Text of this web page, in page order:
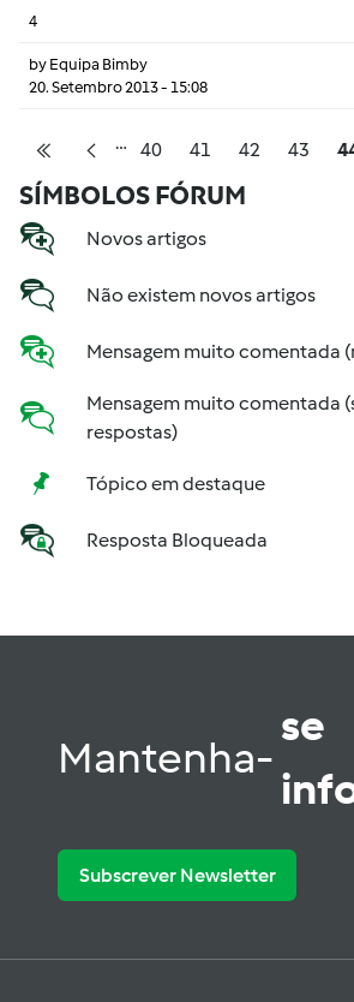
4
by Equipa Bimby
20. Setembro 2013 - 15:08
Pagination
Primeira página
Página anterior
… Página
40 Página
41 Página
42 Página
43
SÍMBOLOS FÓRUM
Novos artigos
Não existem novos artigos
Mensagem muito comentada
Mensagem muito comentada
respostas)
Tópico em destaque
Resposta Bloqueada
Mantenha-
se
Subscrever Newsletter